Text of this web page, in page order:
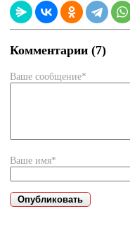
Комментарии (7)
Ваше сообщение*
Ваше имя*